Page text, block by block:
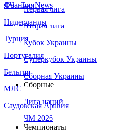
Франция
Нидерланды
Турция
Португалия
Бельгия
МЛС
Саудовская Аравия
ЛЧ - Top News
Первая лига
Вторая лига
Кубок Украины
Суперкубок Украины
Сборная Украины
Сборные
Лига наций
ЧМ 2026
Чемпионаты